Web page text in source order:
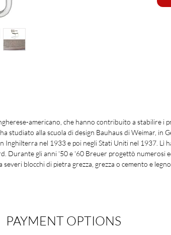
americano, che hanno contribuito a stabilire i
studiato alla scuola di design Bauhaus di Weimar, in
Inghilterra nel 1933 e poi negli Stati Uniti nel 1937. Lì
Durante gli anni '50 e '60 Breuer progettò numerosi
blocchi di pietra grezza, grezza o cemento e legno.
PAYMENT OPTIONS